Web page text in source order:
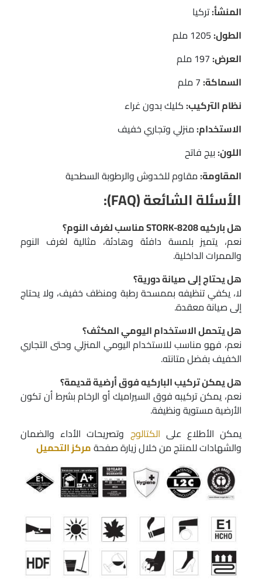
المنشأ:تركيا
الطول:
العرض:
السماكة:
نظام التركيب:كليك بدون غراء
الاستخدام:منزلي وتجاري خفيف
اللون:بيج فاتح
المقاومة:مقاوم للخدوش والرطوبة السطحية
الأسئلة الشائعة (FAQ):
هل باركيه STORK-8208 مناسب لغرف النوم؟
نعم، يتميز بلمسة دافئة وهادئة، مثالية لغرف النوم
والممرات الداخلية.
هل يحتاج إلى صيانة دورية؟
لا، يكفي تنظيفه بممسحة رطبة ومنظف خفيف، ولا يحتاج
إلى صيانة معقدة.
هل يتحمل الاستخدام اليومي المكثف؟
نعم، فهو مناسب للاستخدام اليومي المنزلي وحتى التجاري
الخفيف بفضل متانته.
هل يمكن تركيب الباركيه فوق أرضية قديمة؟
نعم، يمكن تركيبه فوق السيراميك أو الرخام بشرط أن تكون
الأرضية مستوية ونظيفة.
يمكن الأطلاع على الكتالوج وتصريحات الأداء والضمان
والشهادات للمنتج من خلال زيارة صفحةمركز التحميل